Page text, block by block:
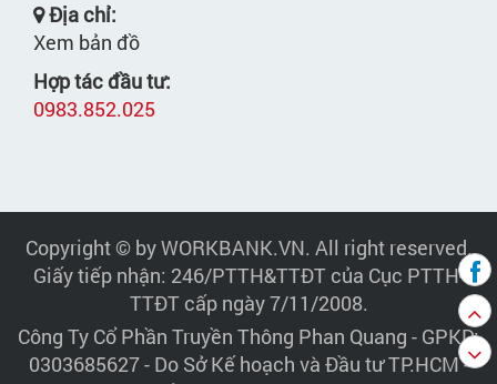
Địa chỉ:
Xem bản đồ
Hợp tác đầu tư:
0983.852.025
Copyright © by WORKBANK.VN. All right reserved.
Giấy tiếp nhận: 246/PTTH&TTĐT của Cục PTTH-
TTĐT cấp ngày 7/11/2008.
Công Ty Cổ Phần Truyền Thông Phan Quang - GPKD:
0303685627 - Do Sở Kế hoạch và Đầu tư TP.HCM -